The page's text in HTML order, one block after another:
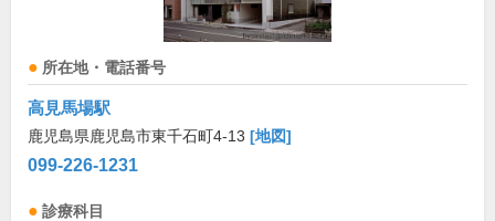
所在地・電話番号
高見馬場駅
鹿児島県鹿児島市東千石町4-13 [地図]
099-226-1231
診療科目